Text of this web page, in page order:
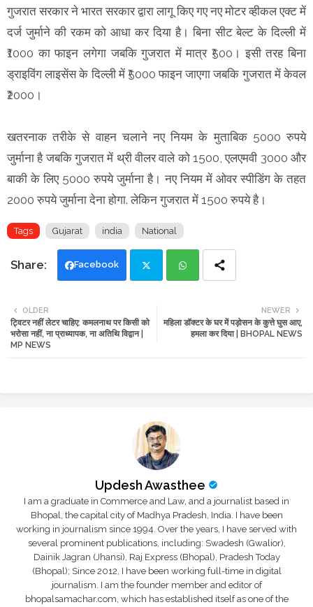
गुजरात सरकार ने भारत सरकार द्वारा लागू किए गए नए मोटर व्हीकल एक्ट में
दर्ज जुर्माने की रकम को आधा कर दिया है। बिना सीट बेल्ट के दिल्ली में
₹1000 का फाइन लगेगा जबकि गुजरात में मात्र ₹500। इसी तरह बिना
ड्राइविंग लाइसेंस के दिल्ली में ₹5000 फाइन जाएगा जबकि गुजरात में केवल
₹2000।
खतरनाक तरीके से वाहन चलाने नए नियम के मुताबिक 5000 रुपये
जुर्माना है जबकि गुजरात में थ्री वीलर वाले को 1500, एलएमवी 3000 और
बाकी के लिए 5000 रुपये जुर्माना है। नए नियम में ओवर स्पीडिंग के तहत
2000 रुपये जुर्माना देना होगा. लेकिन गुजरात में 1500 रुपये है।
Tags Gujarat india National
Facebook
tte ats
NEWER
महिला डॉक्टर के घर में पड़ोसन के कुत्ते घुस आए,
हमला कर दिया | BHOPAL NEWS
OLDER
ट्विटर नहीं लेटर चाहिए: कमलनाथ पर किसी को
भरोसा नहीं, ना प्राध्यापक, ना अतिथि विद्वान |
MP NEWS
Updesh Awasthee
I am a graduate in Commerce and Law, and a journalist based in
Bhopal, the capital city of Madhya Pradesh, India. I have been
working in journalism since 1994. Over the years, I have served with
several prominent publications, including: Swadesh (Gwalior),
Dainik Jagran (Jhansi), Raj Express (Bhopal), Pradesh Today
(Bhopal); Since 2012, I have been working full-time in digital
journalism. I am the founder member and editor of
bhopalsamachar.com, which has established itself as one of the